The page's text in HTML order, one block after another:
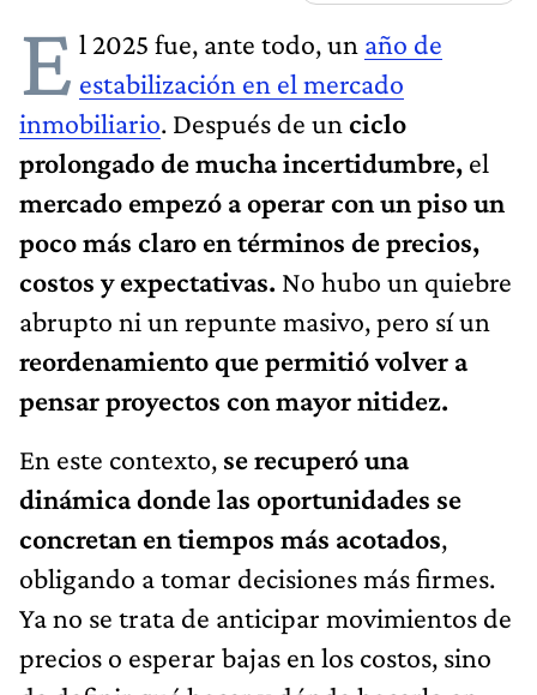
E l 2025 fue, ante todo, un año de
estabilización en el mercado
inmobiliario. Después de un ciclo
prolongado de mucha incertidumbre, el
mercado empezó a operar con un piso un
poco más claro en términos de precios,
costos y expectativas. No hubo un quiebre
abrupto ni un repunte masivo, pero sí un
reordenamiento que permitió volver a
pensar proyectos con mayor nitidez.
En este contexto, se recuperó una
dinámica donde las oportunidades se
concretan en tiempos más acotados,
obligando a tomar decisiones más firmes.
Ya no se trata de anticipar movimientos de
precios o esperar bajas en los costos, sino